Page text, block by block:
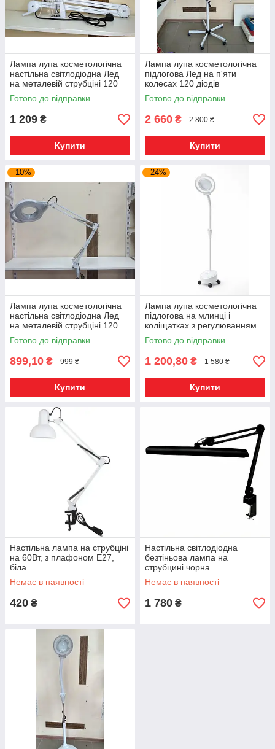
Лампа лупа косметологічна
настільна світлодіодна Лед
на металевій струбціні 120
діодів
Готово до відправки
1 209 ₴
Купити
Лампа лупа косметологічна
підлогова Лед на п'яти
колесах 120 діодів
Готово до відправки
2 660 ₴ 2 800 ₴
Купити
–10%
Лампа лупа косметологічна
настільна світлодіодна Лед
на металевій струбціні 120
діодів
Готово до відправки
899,10 ₴ 999 ₴
Купити
–24%
Лампа лупа косметологічна
підлогова на млинці і
коліщатках з регулюванням
яскравості 120 діодів
Готово до відправки
1 200,80 ₴ 1 580 ₴
Купити
Настільна лампа на струбціні
на 60Вт, з плафоном E27,
біла
Немає в наявності
420 ₴
Настільна світлодіодна
безтіньова лампа на
струбцині чорна
Немає в наявності
1 780 ₴